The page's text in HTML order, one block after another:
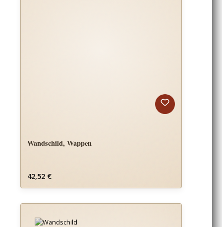
Wandschild, Wappen
Regulärer Preis:
42,52 €